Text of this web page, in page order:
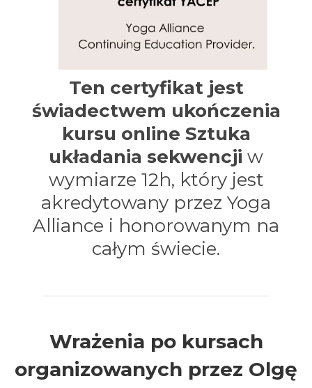
Ten certyfikat jest
świadectwem ukończenia
kursu online Sztuka
układania sekwencji w
wymiarze 12h, który jest
akredytowany przez Yoga
Alliance i honorowanym na
całym świecie.
Wrażenia po kursach
organizowanych przez Olgę